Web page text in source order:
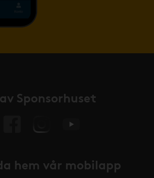
Sponsorhuset
hem vår mobilapp